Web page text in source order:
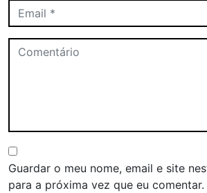
Guardar o meu nome, email e site
para a próxima vez que eu comentar.